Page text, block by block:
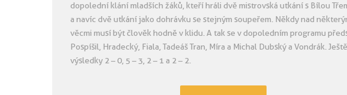
dopolední klání mladších žáků, kteří hráli dvě mistrovská utkání s Bílou
a navíc dvě utkání jako dohrávku se stejným soupeřem. Někdy nad
věcmi musí být člověk hodně v klidu. A tak se v dopoledním programu
Pospíšil, Hradecký, Fiala, Tadeáš Tran, Míra a Michal Dubský a Vondrák. Ještě
výsledky 2 – 0, 5 – 3, 2 – 1 a 2 – 2.